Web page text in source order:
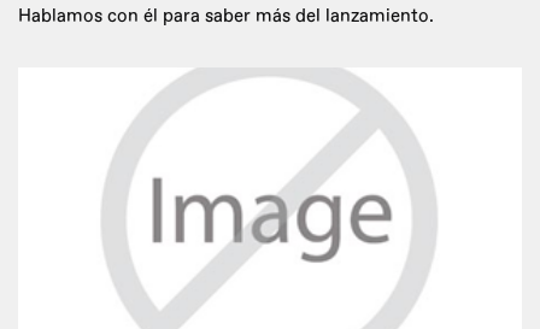
Hablamos con él para saber más del lanzamiento.